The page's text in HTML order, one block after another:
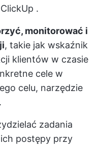
.
monitorować i
, takie jak wskaźnik
klientów w czasie
cele w
celu, narzędzie
zadania
ich postępy przy